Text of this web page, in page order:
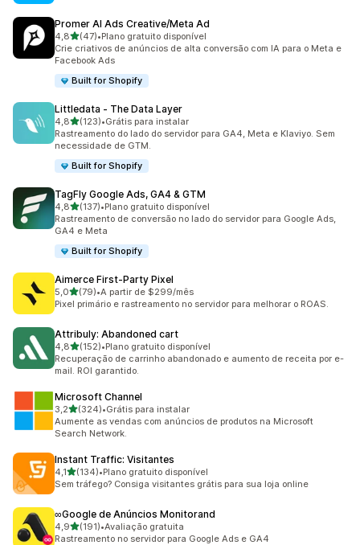
Promer AI Ads Creative/Meta Ad
4,8de 5 estrelas
(47)
47 avaliações ao todo
•Plano gratuito disponível
Crie criativos de anúncios de alta conversão com IA para o Meta e
Facebook Ads
Built for Shopify
Littledata ‑ The Data Layer
4,8de 5 estrelas
(123)
123 avaliações ao todo
•Grátis para instalar
Rastreamento do lado do servidor para GA4, Meta e Klaviyo. Sem
necessidade de GTM.
Built for Shopify
TagFly Google Ads, GA4 & GTM
4,8de 5 estrelas
(137)
137 avaliações ao todo
•Plano gratuito disponível
Rastreamento de conversão no lado do servidor para Google Ads,
GA4 e Meta
Built for Shopify
Aimerce First‑Party Pixel
5,0de 5 estrelas
(79)
79 avaliações ao todo
•A partir de $299/mês
Pixel primário e rastreamento no servidor para melhorar o ROAS.
Attribuly: Abandoned cart
4,8de 5 estrelas
(152)
152 avaliações ao todo
•Plano gratuito disponível
Recuperação de carrinho abandonado e aumento de receita por e-
mail. ROI garantido.
Microsoft Channel
3,2de 5 estrelas
(324)
324 avaliações ao todo
•Grátis para instalar
Aumente as vendas com anúncios de produtos na Microsoft
Search Network.
Instant Traffic: Visitantes
4,1de 5 estrelas
(134)
134 avaliações ao todo
•Plano gratuito disponível
Sem tráfego? Consiga visitantes grátis para sua loja online
∞Google de Anúncios Monitorand
4,9de 5 estrelas
(191)
191 avaliações ao todo
•Avaliação gratuita
Rastreamento no servidor para Google Ads e GA4